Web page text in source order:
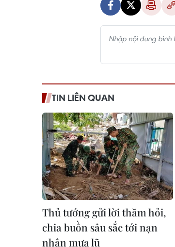
TIN LIÊN QUAN
Thủ tướng gửi lời thăm hỏi,
chia buồn sâu sắc tới nạn
nhân mưa lũ